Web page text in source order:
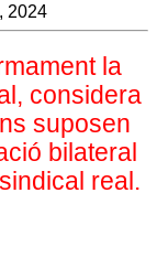
2024
la
considera
suposen
bilateral
real.